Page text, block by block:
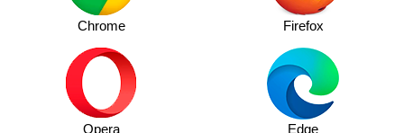
Chrome Firefox
Opera Edge